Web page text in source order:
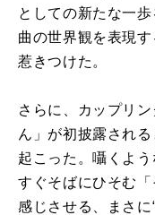
としての新たな一
曲の世界観を表現
惹きつけた。
さらに、カップリ
ん」が初披露され
起こった。囁くよ
すぐそばにひそむ
感じさせる、まさに